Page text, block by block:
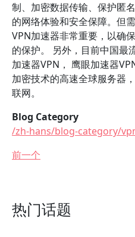
制、加密数据传输、保护匿
的网络体验和安全保障。但
VPN加速器非常重要，以确
的保护。 另外，目前中国最
加速器VPN， 鹰眼加速器
加密技术的高速全球服务器
联网。
Blog Category
/zh-hans/blog-category/
前一个
热门话题